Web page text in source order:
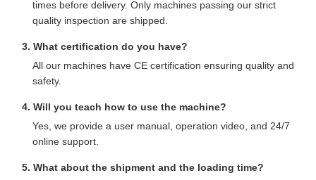
times before delivery. Only machines passing our strict
quality inspection are shipped.
3. What certification do you have?
All our machines have CE certification ensuring quality and
safety.
4. Will you teach how to use the machine?
Yes, we provide a user manual, operation video, and 24/7
online support.
5. What about the shipment and the loading time?